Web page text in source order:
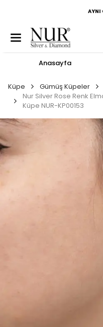
AYNI
Anasayfa
Küpe Gümüş Küpeler
Nur Silver Rose Renk
Küpe NUR-KP00153